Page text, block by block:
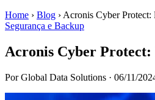
Home › Blog › Acronis Cyber Protect:
Segurança e Backup
Acronis Cyber Protect:
Por Global Data Solutions · 06/11/